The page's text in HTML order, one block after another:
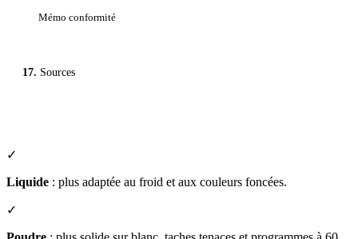
Mémo conformité
Sources
✓
Liquide : plus adaptée au froid et aux couleurs foncées.
✓